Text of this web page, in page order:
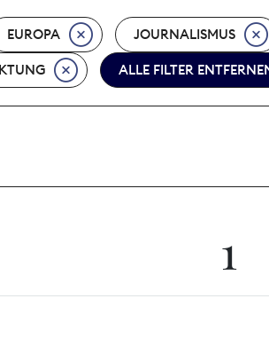
EUROPA JOURNALISMUS
ALLE FILTER
1